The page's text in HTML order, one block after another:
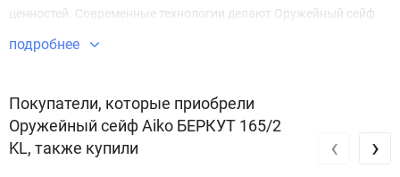
ценностей. Современные технологии делают Оружейный сейф
БЕРКУТ 165/2 KL безупречным в плане безопасности и защиты
Звоните по телефону +7 495 220 33 01
подробнее
Покупатели, которые приобрели
Оружейный сейф Aiko БЕРКУТ 165/2
KL, также купили
‹ ›